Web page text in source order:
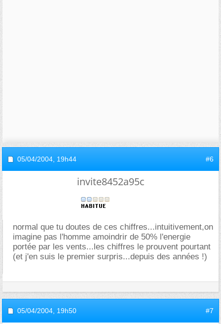
05/04/2004, 19h44 #6
invite8452a95c
normal que tu doutes de ces chiffres...intuitivement,on
imagine pas l'homme amoindrir de 50% l'energie
portée par les vents...les chiffres le prouvent pourtant
(et j'en suis le premier surpris...depuis des années !)
05/04/2004, 19h50 #7